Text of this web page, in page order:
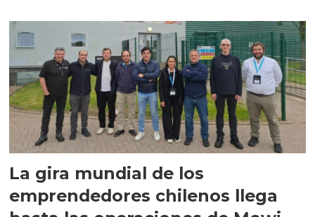
La gira mundial de los
emprendedores chilenos llega